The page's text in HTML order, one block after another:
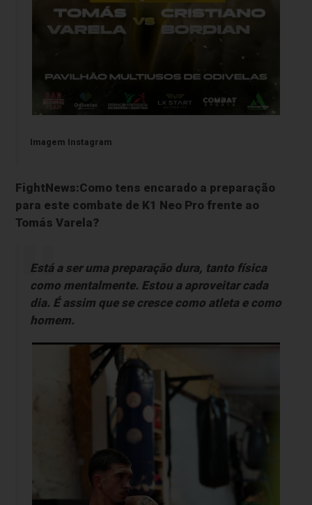
Imagem Instagram
FightNews:Como tens encarado a preparação
para este combate de K1 Neo Pro frente ao
Tomás Varela?
Está a ser uma preparação dura, tanto física
como mentalmente. Estou a aproveitar cada
dia. É assim que se cresce como atleta e como
homem.